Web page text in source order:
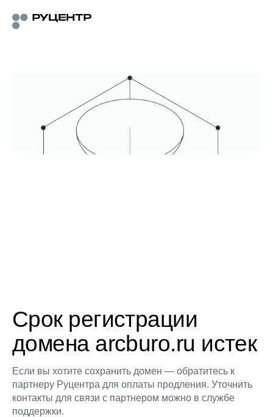
Срок регистрации
домена arcburo.ru истек
Если вы хотите сохранить домен — обратитесь к
партнеру Руцентра для оплаты продления. Уточнить
контакты для связи с партнером можно в службе
поддержки.